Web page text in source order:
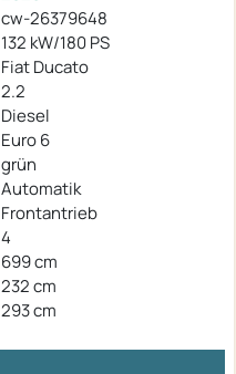
cw-26379648
132 kW/180 PS
Fiat Ducato
2.2
Diesel
Euro 6
grün
Automatik
Frontantrieb
4
699 cm
232 cm
293 cm